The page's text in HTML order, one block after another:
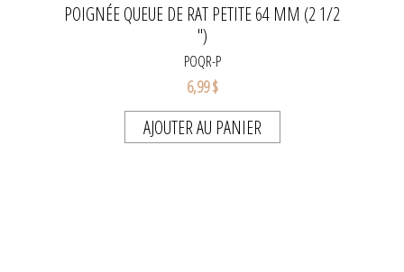
POIGNÉE QUEUE DE RAT PETITE 64 MM (2 1/2
")
POQR-P
6,99 $
AJOUTER AU PANIER